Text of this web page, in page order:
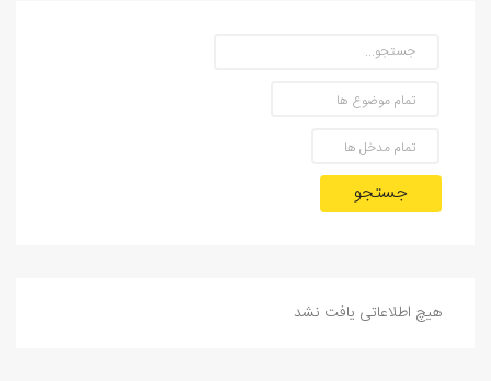
جستجو
هیچ اطلاعاتی یافت نشد